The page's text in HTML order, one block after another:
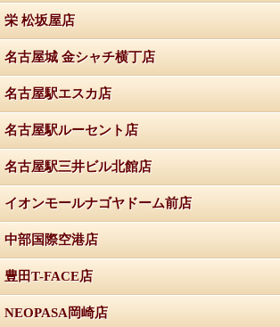
栄 松坂屋店
名古屋城 金シャチ横丁店
名古屋駅エスカ店
名古屋駅ルーセント店
名古屋駅三井ビル北館店
イオンモールナゴヤドーム前店
中部国際空港店
豊田T-FACE店
NEOPASA岡崎店